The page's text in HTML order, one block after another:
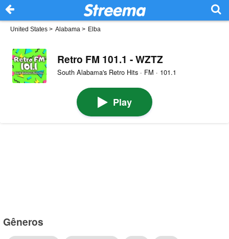
United States > Alabama > Elba
Retro FM 101.1 - WZTZ
South Alabama's Retro Hits · FM · 101.1
Play
Gêneros